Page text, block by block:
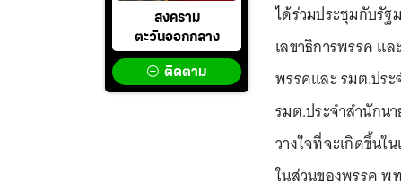
สงคราม
ตะวันออกกลาง
ติดตาม
ได้ร่วมประชุมกับรั
เลขาธิการพรรค แ
พรรคและ รมต.ปร
รมต.ประจำสำนักน
วางใจที่จะเกิดขึ้นใ
ในส่วนของพรรค พ